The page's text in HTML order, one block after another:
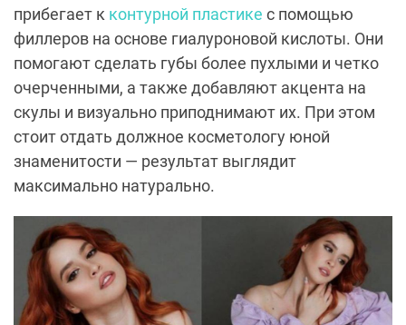
прибегает к контурной пластике с помощью
филлеров на основе гиалуроновой кислоты. Они
помогают сделать губы более пухлыми и четко
очерченными, а также добавляют акцента на
скулы и визуально приподнимают их. При этом
стоит отдать должное косметологу юной
знаменитости — результат выглядит
максимально натурально.